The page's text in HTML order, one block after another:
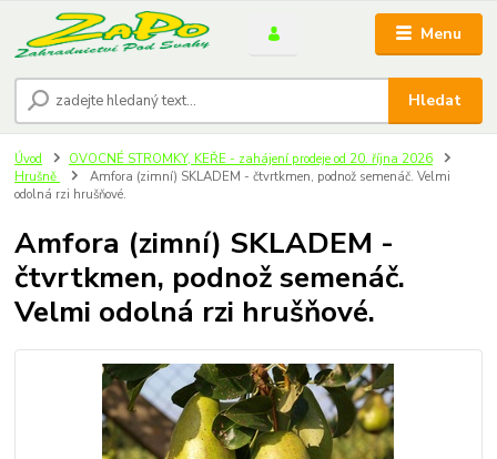
Menu
Hledat
Úvod
OVOCNÉ STROMKY, KEŘE - zahájení prodeje od 20. října 2026
Hrušně
Amfora (zimní) SKLADEM - čtvrtkmen, podnož semenáč. Velmi
odolná rzi hrušňové.
Amfora (zimní) SKLADEM -
čtvrtkmen, podnož semenáč.
Velmi odolná rzi hrušňové.